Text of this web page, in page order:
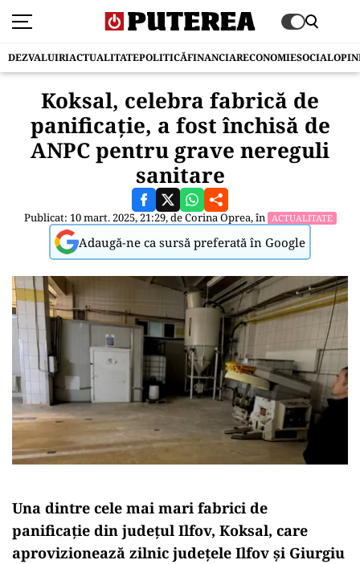
DEZVALUIRIACTUALITATEPOLITICĂFINANCIARECONOMIESOCIAL
Koksal, celebra fabrică de
panificație, a fost închisă de
ANPC pentru grave nereguli
sanitare
Publicat: 10 mart. 2025, 21:29, deCorina Oprea, în ACTUALITATE
Adaugă-ne ca sursă preferată în Google
Una dintre cele mai mari fabrici de
panificație din județul Ilfov, Koksal, care
aprovizionează zilnic județele Ilfov și Giurgiu